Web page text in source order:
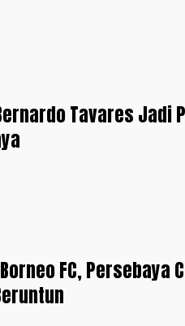
Tavares Jadi
FC, Persebaya